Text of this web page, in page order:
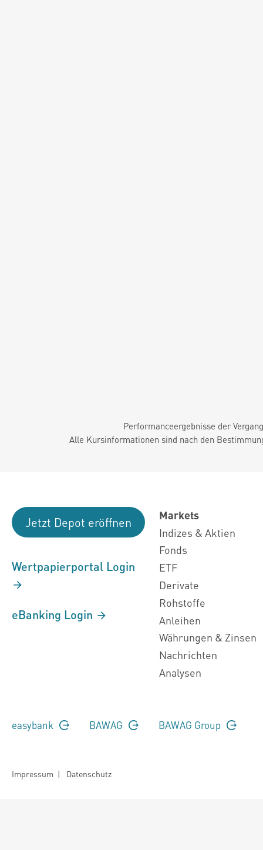
Performanceergebnisse der
Alle Kursinformationen sind nach den
Jetzt Depot eröffnen
Wertpapierportal Login
eBanking Login
Markets
Indizes & Aktien
Fonds
ETF
Derivate
Rohstoffe
Anleihen
Währungen & Zinsen
Nachrichten
Analysen
easybank BAWAG BAWAG Group
Impressum | Datenschutz